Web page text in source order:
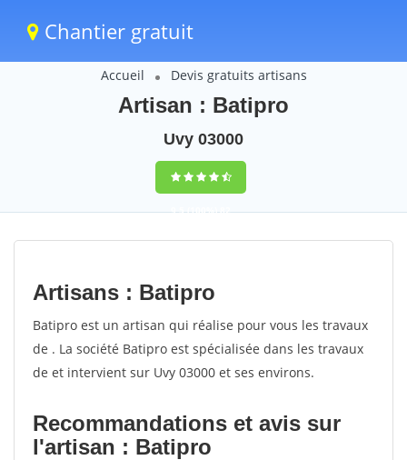
Chantier gratuit
Accueil Devis gratuits artisans
Artisan : Batipro
Uvy 03000
9,5(100%)82
votes
Artisans : Batipro
Batipro est un artisan qui réalise pour vous les travaux
de . La société Batipro est spécialisée dans les travaux
de et intervient sur Uvy 03000 et ses environs.
Recommandations et avis sur
l'artisan : Batipro